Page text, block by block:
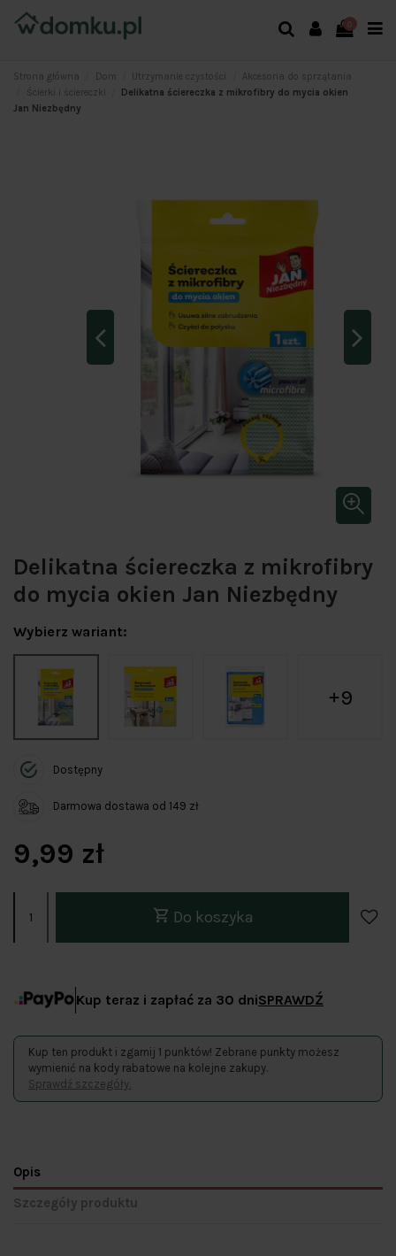
Strona główna Dom Utrzymanie czystości
Akcesoria do sprzątania
Ścierki i ściereczki
Delikatna ściereczka z mikrofibry do mycia okien
Jan Niezbędny
Delikatna ściereczka z mikrofibry
do mycia okien Jan Niezbędny
Wybierz wariant:
9
Dostępny
Darmowa dostawa od 149 zł
9,99 zł
Do koszyka
Kup teraz i zapłać za 30 dniSPRAWDŹ
Kup ten produkt i zgarnij 1 punktów! Zebrane punkty możesz
wymienić na kody rabatowe na kolejne zakupy.
Sprawdź szczegóły.
Opis
Szczegóły produktu